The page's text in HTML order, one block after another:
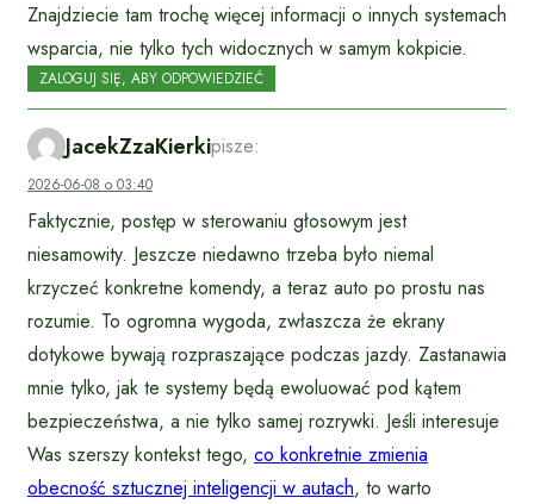
Znajdziecie tam trochę więcej informacji o innych systemach
wsparcia, nie tylko tych widocznych w samym kokpicie.
ZALOGUJ SIĘ, ABY ODPOWIEDZIEĆ
JacekZzaKierkipisze:
2026-06-08 o 03:40
Faktycznie, postęp w sterowaniu głosowym jest
niesamowity. Jeszcze niedawno trzeba było niemal
krzyczeć konkretne komendy, a teraz auto po prostu nas
rozumie. To ogromna wygoda, zwłaszcza że ekrany
dotykowe bywają rozpraszające podczas jazdy. Zastanawia
mnie tylko, jak te systemy będą ewoluować pod kątem
bezpieczeństwa, a nie tylko samej rozrywki. Jeśli interesuje
Was szerszy kontekst tego, co konkretnie zmienia
obecność sztucznej inteligencji w autach, to warto